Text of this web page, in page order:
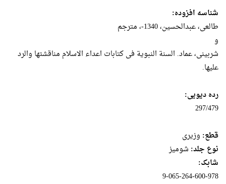
شناسه افزوده:
طالعی، عبدالحسین، 1340-، مترجم
و
شربینی، عماد. السنة النبویة فی کتابات اعداء الاسلام مناقشتها والرد
علیها.
رده دیویی:
297/479
قطع: وزيرى
نوع جلد: شومیز
شابک:
9-065-264-600-978